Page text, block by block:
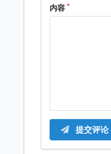
内容
提交评论